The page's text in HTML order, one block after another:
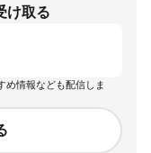
け取る
め情報なども配信しま